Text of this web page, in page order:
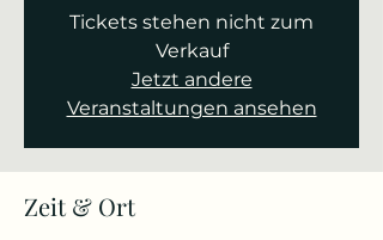
Tickets stehen nicht zum
Verkauf
Jetzt andere
Veranstaltungen ansehen
Zeit & Ort